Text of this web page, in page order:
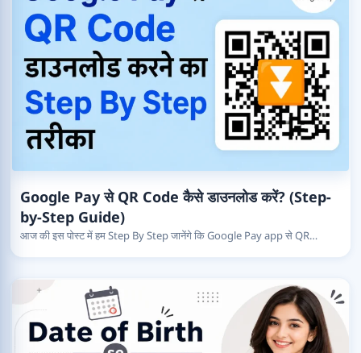
Google Pay से QR Code कैसे डाउनलोड करें? (Step-
by-Step Guide)
आज की इस पोस्ट में हम Step By Step जानेंगे कि Google Pay app से QR…